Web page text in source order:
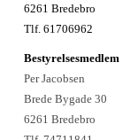
6261 Bredebro
Tlf. 61706962
Bestyrelsesmedlem
Per Jacobsen
Brede Bygade 30
6261 Bredebro